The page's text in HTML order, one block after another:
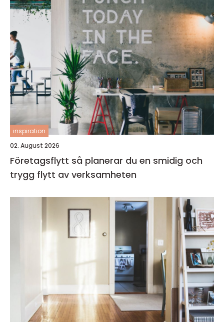
inspiration
02. August 2026
Företagsflytt så planerar du en smidig och
trygg flytt av verksamheten